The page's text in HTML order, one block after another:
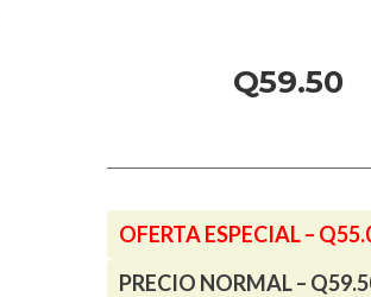
cantidad
Q59.50
OFERTA ESPECIAL –
PRECIO NORMAL –